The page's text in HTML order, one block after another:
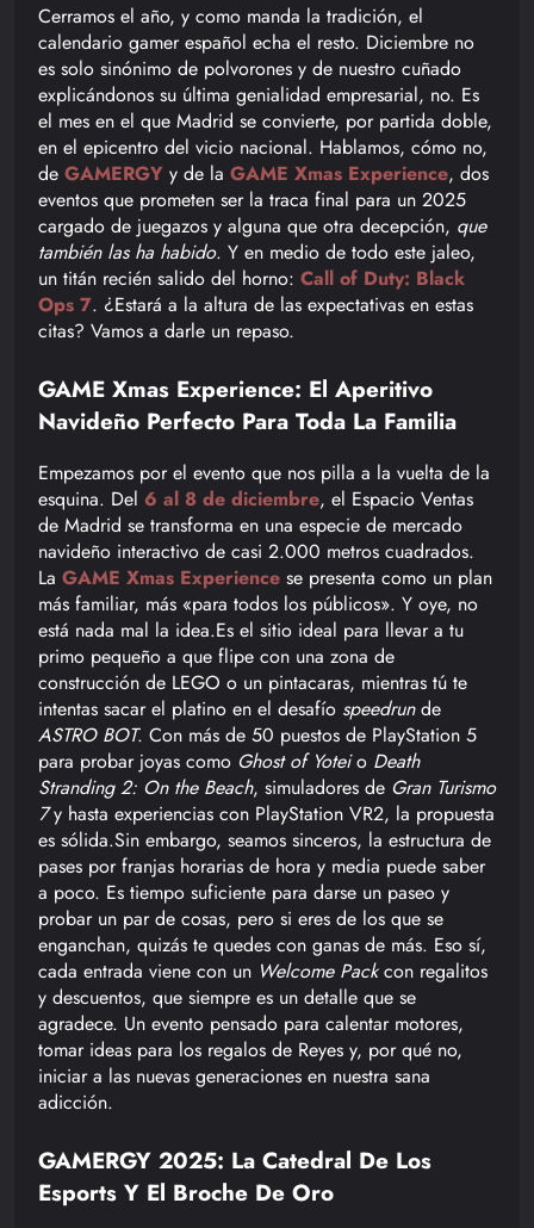
Cerramos el año, y como manda la tradición, el
calendario gamer español echa el resto. Diciembre no
es solo sinónimo de polvorones y de nuestro cuñado
explicándonos su última genialidad empresarial, no. Es
el mes en el que Madrid se convierte, por partida doble,
en el epicentro del vicio nacional. Hablamos, cómo no,
de GAMERGY y de la GAME Xmas Experience, dos
eventos que prometen ser la traca final para un 2025
cargado de juegazos y alguna que otra decepción, que
también las ha habido. Y en medio de todo este jaleo,
un titán recién salido del horno: Call of Duty: Black
Ops 7. ¿Estará a la altura de las expectativas en estas
citas? Vamos a darle un repaso.
GAME Xmas Experience: El Aperitivo
Navideño Perfecto Para Toda La Familia
Empezamos por el evento que nos pilla a la vuelta de la
esquina. Del 6 al 8 de diciembre, el Espacio Ventas
de Madrid se transforma en una especie de mercado
navideño interactivo de casi 2.000 metros cuadrados.
La GAME Xmas Experience se presenta como un plan
más familiar, más «para todos los públicos». Y oye, no
está nada mal la idea.Es el sitio ideal para llevar a tu
primo pequeño a que flipe con una zona de
construcción de LEGO o un pintacaras, mientras tú te
intentas sacar el platino en el desafío speedrunde
ASTRO BOT. Con más de 50 puestos de PlayStation 5
para probar joyas como Ghost of Yoteio Death
Stranding 2: On the Beach, simuladores de Gran Turismo
7y hasta experiencias con PlayStation VR2, la propuesta
es sólida.Sin embargo, seamos sinceros, la estructura de
pases por franjas horarias de hora y media puede saber
a poco. Es tiempo suficiente para darse un paseo y
probar un par de cosas, pero si eres de los que se
enganchan, quizás te quedes con ganas de más. Eso sí,
cada entrada viene con un Welcome Packcon regalitos
y descuentos, que siempre es un detalle que se
agradece. Un evento pensado para calentar motores,
tomar ideas para los regalos de Reyes y, por qué no,
iniciar a las nuevas generaciones en nuestra sana
adicción.
GAMERGY 2025: La Catedral De Los
Esports Y El Broche De Oro